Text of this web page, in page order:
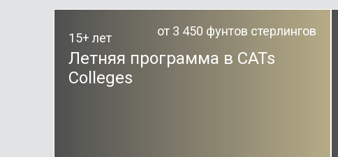
15+ лет
Летняя программа в CATs
Colleges
от 3 450 фунтов стерлингов